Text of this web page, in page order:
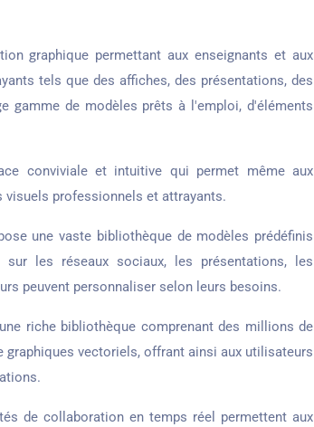
graphique permettant aux enseignants et aux
tels que des affiches, des présentations, des
gamme de modèles prêts à l'emploi, d'éléments
conviviale et intuitive qui permet même aux
visuels professionnels et attrayants.
une vaste bibliothèque de modèles prédéfinis
les réseaux sociaux, les présentations, les
peuvent personnaliser selon leurs besoins.
riche bibliothèque comprenant des millions de
vectoriels, offrant ainsi aux utilisateurs
de collaboration en temps réel permettent aux